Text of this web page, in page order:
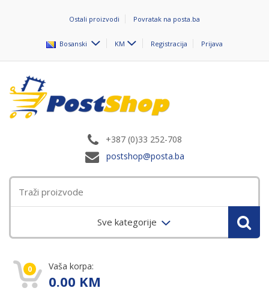
Ostali proizvodi Povratak na posta.ba
Bosanski KM Registracija Prijava
+387 (0)33 252-708
postshop@posta.ba
Sve kategorije
0 Vaša korpa:
0.00 KM